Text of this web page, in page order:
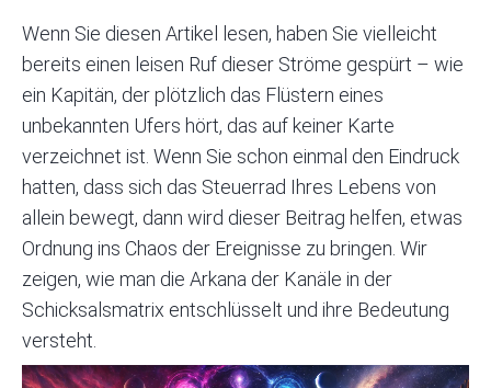
Wenn Sie diesen Artikel lesen, haben Sie vielleicht
bereits einen leisen Ruf dieser Ströme gespürt – wie
ein Kapitän, der plötzlich das Flüstern eines
unbekannten Ufers hört, das auf keiner Karte
verzeichnet ist. Wenn Sie schon einmal den Eindruck
hatten, dass sich das Steuerrad Ihres Lebens von
allein bewegt, dann wird dieser Beitrag helfen, etwas
Ordnung ins Chaos der Ereignisse zu bringen. Wir
zeigen, wie man die Arkana der Kanäle in der
Schicksalsmatrix entschlüsselt und ihre Bedeutung
versteht.